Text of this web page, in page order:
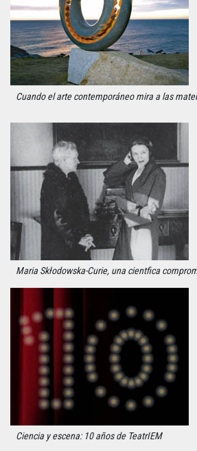
Cuando el arte contemporáneo mira a las
Maria Skłodowska-Curie, una cientfica
Ciencia y escena: 10 años de TeatrIEM